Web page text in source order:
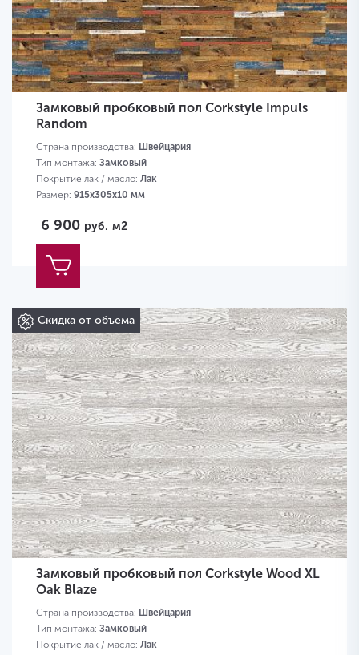
Замковый пробковый пол Corkstyle Impuls
Random
Страна производства: Швейцария
Тип монтажа: Замковый
Покрытие лак / масло: Лак
Размер: 915х305х10 мм
6 900 руб. м2
Скидка от объема
Замковый пробковый пол Corkstyle Wood XL
Oak Blaze
Страна производства: Швейцария
Тип монтажа: Замковый
Покрытие лак / масло: Лак